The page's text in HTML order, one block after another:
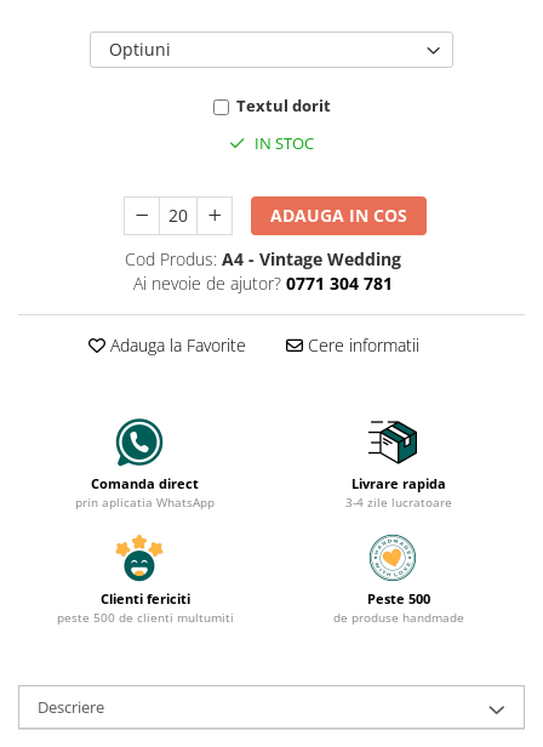
Optiuni
Textul dorit
IN STOC
ADAUGA IN COS
Cod Produs: A4 - Vintage Wedding
Ai nevoie de ajutor? 0771 304 781
Adauga la Favorite Cere informatii
Comanda direct
prin aplicatia WhatsApp
Livrare rapida
3-4 zile lucratoare
Clienti fericiti
peste 500 de clienti multumiti
Peste 500
de produse handmade
Descriere